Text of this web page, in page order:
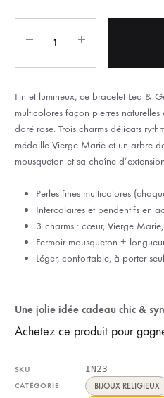
JONCS
Fin et lumineux, ce bracelet Leo &
multicolores façon pierres
doré rose. Trois charms délicats
médaille Vierge Marie et un arbre
mousqueton et sa chaîne
Perles fines multicolores
Intercalaires et pendentifs en
3 charms : cœur, Vierge
Fermoir mousqueton +
Léger, confortable, à porter
Une jolie idée cadeau chic &
Achetez ce produit pour
SKU IN23
CATÉGORIE BIJOUX RELIGIEUX